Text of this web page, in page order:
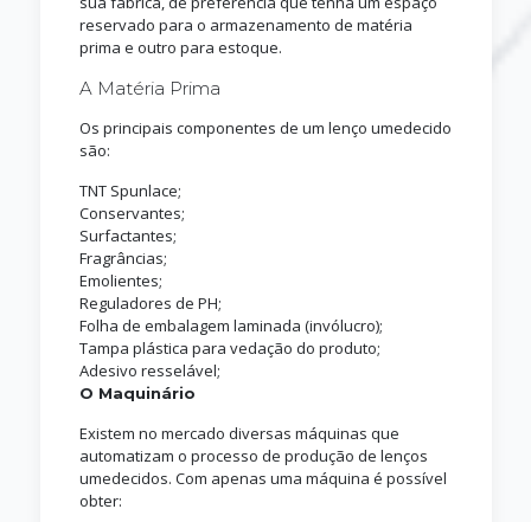
reservado para o armazenamento de matéria
prima e outro para estoque.
A Matéria Prima
Os principais componentes de um lenço umedecido
são:
TNT Spunlace;
Conservantes;
Surfactantes;
Fragrâncias;
Emolientes;
Reguladores de PH;
Folha de embalagem laminada (invólucro);
Tampa plástica para vedação do produto;
Adesivo resselável;
O Maquinário
Existem no mercado diversas máquinas que
automatizam o processo de produção de lenços
umedecidos. Com apenas uma máquina é possível
obter: